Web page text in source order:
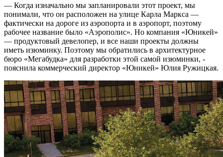
— Когда изначально мы запланировали этот проект, мы
понимали, что он расположен на улице Карла Маркса —
фактически на дороге из аэропорта и в аэропорт, поэтому
рабочее название было «Аэрополис». Но компания «Юникей»
— продуктовый девелопер, и все наши проекты должны
иметь изюминку. Поэтому мы обратились в архитектурное
бюро «Мегабудка» для разработки этой самой изюминки, -
пояснила коммерческий директор «Юникей» Юлия Ружицкая.